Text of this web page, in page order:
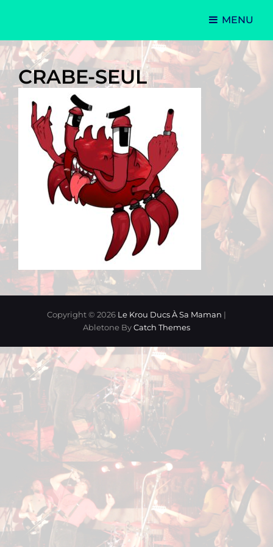
MENU
CRABE-SEUL
Copyright © 2026 Le Krou Ducs À Sa Maman |
Abletone ByCatch Themes